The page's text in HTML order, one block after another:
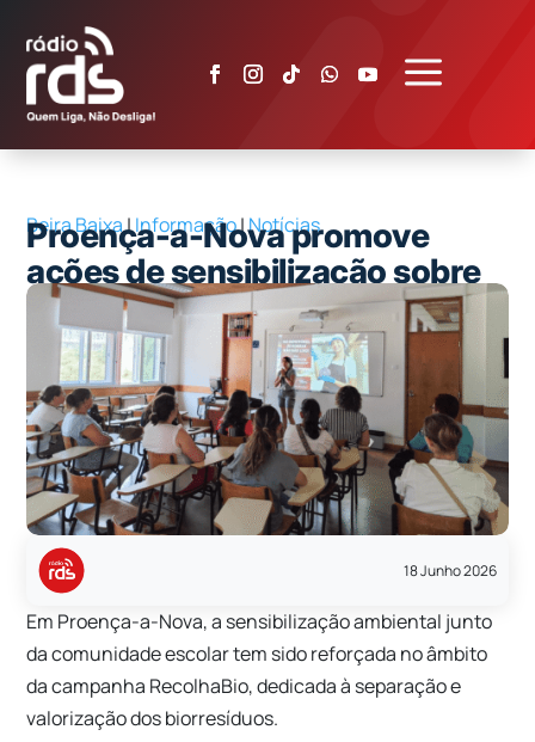
a
Beira Baixa|Informação|Notícias
Proença-a-Nova promove
ações de sensibilização sobre
biorresíduos nas escolas
18 Junho 2026
Em Proença-a-Nova, a sensibilização ambiental junto
da comunidade escolar tem sido reforçada no âmbito
da campanha RecolhaBio, dedicada à separação e
valorização dos biorresíduos.